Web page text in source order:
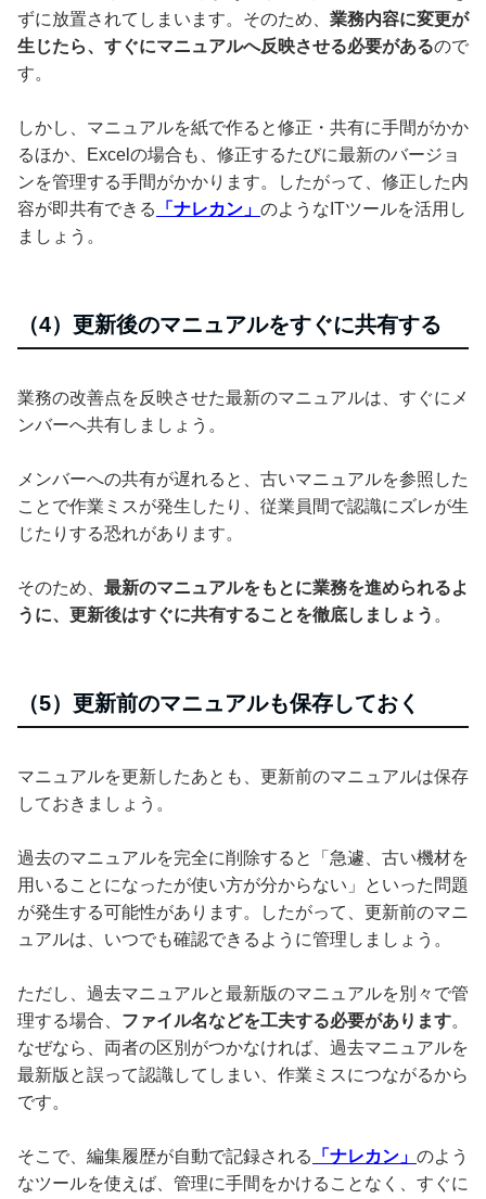
ずに放置されてしまいます。そのため、 業務内容に変更が
生じたら、すぐにマニュアルへ反映させる必要があるので
す。
しかし、マニュアルを紙で作ると修正・共有に手間がかか
るほか、Excelの場合も、修正するたびに最新のバージョ
ンを管理する手間がかかります。したがって、修正した内
容が即共有できる
「ナレカン」 のようなITツールを活用し
ましょう。
（4）更新後のマニュアルをすぐに共有する
業務の改善点を反映させた最新のマニュアルは、すぐにメ
ンバーへ共有しましょう。
メンバーへの共有が遅れると、古いマニュアルを参照した
ことで作業ミスが発生したり、従業員間で認識にズレが生
じたりする恐れがあります。
そのため、 最新のマニュアルをもとに業務を進められるよ
うに、更新後はすぐに共有することを徹底しましょう 。
（5）更新前のマニュアルも保存しておく
マニュアルを更新したあとも、更新前のマニュアルは保存
しておきましょう。
過去のマニュアルを完全に削除すると「急遽、古い機材を
用いることになったが使い方が分からない」といった問題
が発生する可能性があります。したがって、更新前のマニ
ュアルは、いつでも確認できるように管理しましょう。
ただし、過去マニュアルと最新版のマニュアルを別々で管
理する場合、 ファイル名などを工夫する必要があります。
なぜなら、両者の区別がつかなければ、過去マニュアルを
最新版と誤って認識してしまい、作業ミスにつながるから
です。
そこで、編集履歴が自動で記録される 「ナレカン」 のよう
なツールを使えば、管理に手間をかけることなく、すぐに